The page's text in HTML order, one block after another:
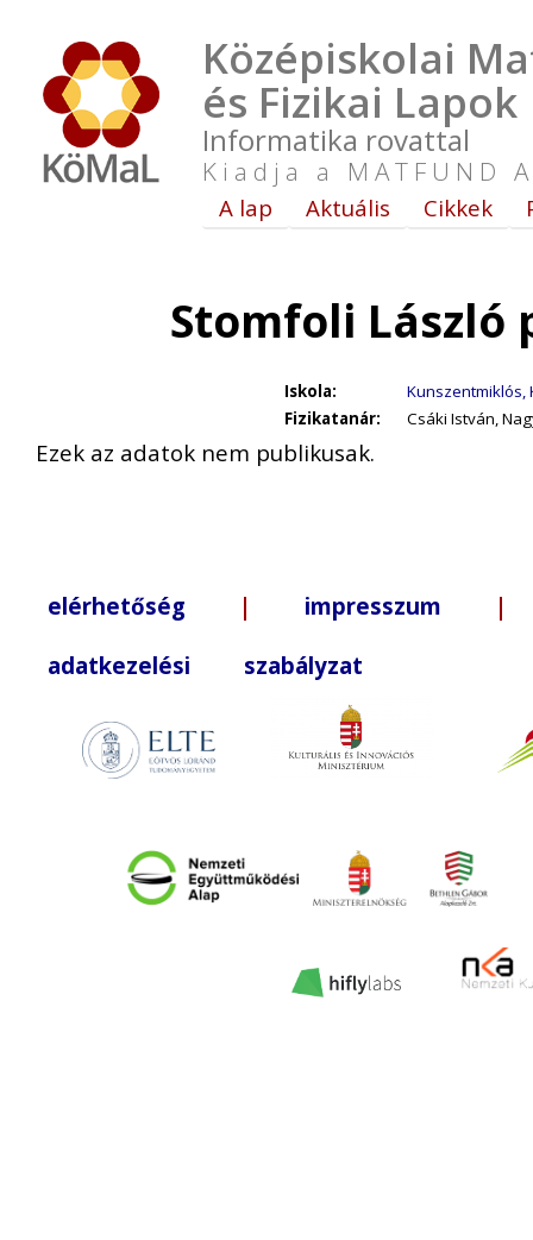
Középiskolai
és Fizikai Lapok
Informatika rovattal
Kiadja a MATFUND
A lap Aktuális Cikkek
Stomfoli László
Iskola:
Kunszentmiklós,
Fizikatanár:
Csáki István,
Ezek az adatok nem publikusak.
elérhetőség | impresszum |
adatkezelési szabályzat